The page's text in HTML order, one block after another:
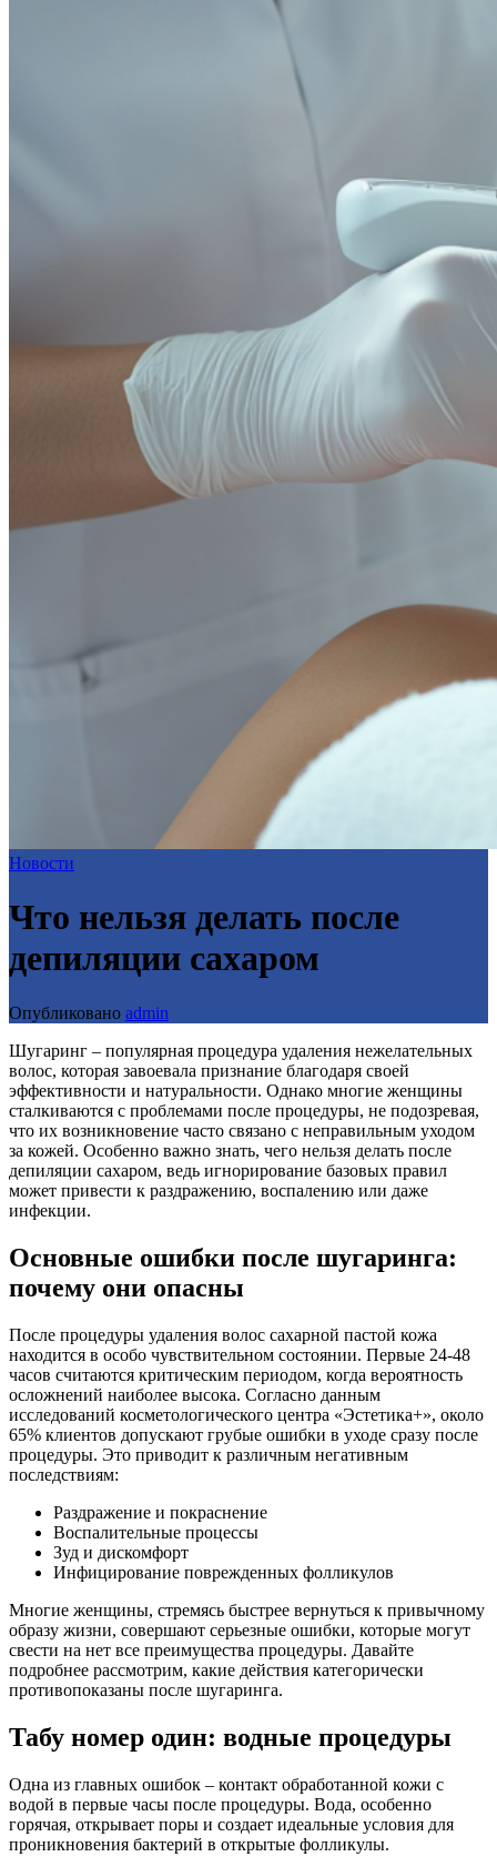
Новости
Что нельзя делать после
депиляции сахаром
Опубликовано admin
Шугаринг – популярная процедура удаления нежелательных
волос, которая завоевала признание благодаря своей
эффективности и натуральности. Однако многие женщины
сталкиваются с проблемами после процедуры, не подозревая,
что их возникновение часто связано с неправильным уходом
за кожей. Особенно важно знать, чего нельзя делать после
депиляции сахаром, ведь игнорирование базовых правил
может привести к раздражению, воспалению или даже
инфекции.
Основные ошибки после шугаринга:
почему они опасны
После процедуры удаления волос сахарной пастой кожа
находится в особо чувствительном состоянии. Первые 24-48
часов считаются критическим периодом, когда вероятность
осложнений наиболее высока. Согласно данным
исследований косметологического центра «Эстетика+», около
65% клиентов допускают грубые ошибки в уходе сразу после
процедуры. Это приводит к различным негативным
последствиям:
Раздражение и покраснение
Воспалительные процессы
Зуд и дискомфорт
Инфицирование поврежденных фолликулов
Многие женщины, стремясь быстрее вернуться к привычному
образу жизни, совершают серьезные ошибки, которые могут
свести на нет все преимущества процедуры. Давайте
подробнее рассмотрим, какие действия категорически
противопоказаны после шугаринга.
Табу номер один: водные процедуры
Одна из главных ошибок – контакт обработанной кожи с
водой в первые часы после процедуры. Вода, особенно
горячая, открывает поры и создает идеальные условия для
проникновения бактерий в открытые фолликулы.